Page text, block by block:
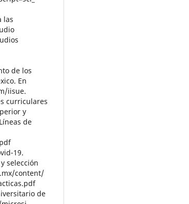
las
de los
En
iisue.
curriculares
y
de
19.
selección
content/
de